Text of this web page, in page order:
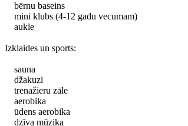
bērnu baseins
mini klubs (4-12 gadu vecumam)
aukle
Izklaides un sports:
sauna
džakuzi
trenažieru zāle
aerobika
ūdens aerobika
dzīva mūzika